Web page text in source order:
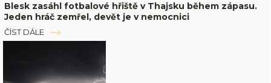
Blesk zasáhl fotbalové hřiště v Thajsku během zápasu.
Jeden hráč zemřel, devět je v nemocnici
ČÍST DÁLE